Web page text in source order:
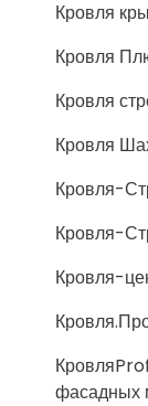
Кровля
Кровля
Кровля
Кровля
Кровля-
Кровля-
Кровля-
фасадных